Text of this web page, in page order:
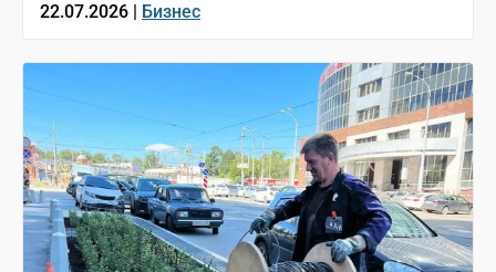
22.07.2026 | Бизнес